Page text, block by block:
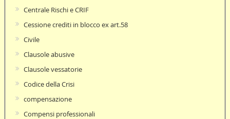
Centrale Rischi e CRIF
Cessione crediti in blocco ex art.58
Civile
Clausole abusive
Clausole vessatorie
Codice della Crisi
compensazione
Compensi professionali